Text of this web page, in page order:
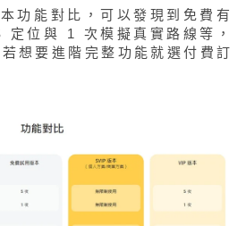
功能對比，可以發現到免費有
位與 1 次模擬真實路線等，
想要進階完整功能就選付費訂